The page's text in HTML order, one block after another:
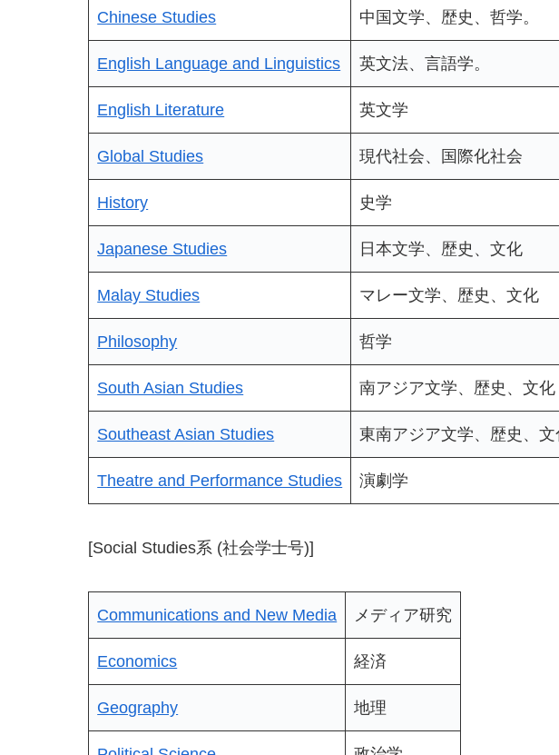
Chinese Studies 中国文学、歴史、哲学。
English Language and Linguistics 英文法、言語学。
English Literature 英文学
Global Studies 現代社会、国際化社会
History 史学
Japanese Studies 日本文学、歴史、文化
Malay Studies マレー文学、歴史、文化
Philosophy 哲学
South Asian Studies 南アジア文学、歴史、文化
Southeast Asian Studies 東南アジア文学、歴史、文
Theatre and Performance Studies 演劇学
[Social Studies系 (社会学士号)]
Communications and New Media メディア研究
Economics 経済
Geography 地理